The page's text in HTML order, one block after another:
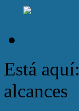
Está aquí:
alcances